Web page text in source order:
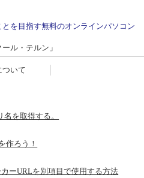
を目指す無料のオンラインパソコン
ル・テルン」
ついて
名を取得する。
作ろう！
ーURLを別項目で使用する方法